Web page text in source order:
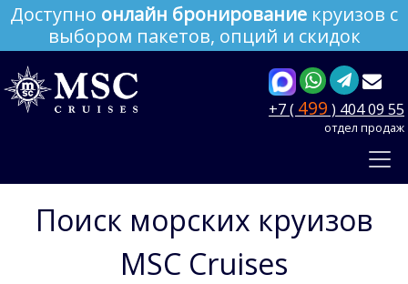
Доступно онлайн бронирование круизов с
выбором пакетов, опций и скидок
+7 ( 499 ) 404 09 55
отдел продаж
Поиск морских круизов
MSC Cruises